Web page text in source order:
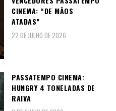
CINEMA: “DE MÃOS
ATADAS”
22 DE JULHO DE 2026
PASSATEMPO CINEMA:
HUNGRY 4 TONELADAS DE
RAIVA